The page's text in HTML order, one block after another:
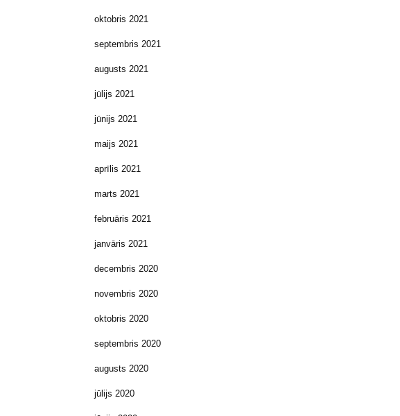
oktobris 2021
septembris 2021
augusts 2021
jūlijs 2021
jūnijs 2021
maijs 2021
aprīlis 2021
marts 2021
februāris 2021
janvāris 2021
decembris 2020
novembris 2020
oktobris 2020
septembris 2020
augusts 2020
jūlijs 2020